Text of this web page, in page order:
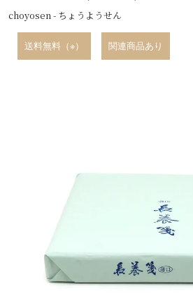
choyosen - ちょうようせん
送料無料（※） 関連商品あり